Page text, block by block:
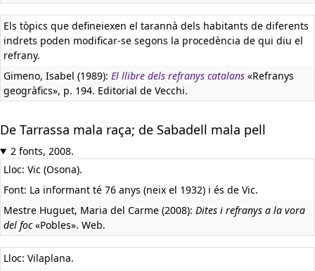
Els tòpics que defineiexen el tarannà dels habitants de diferents
indrets poden modificar-se segons la procedència de qui diu el
refrany.
Gimeno, Isabel (1989): El llibre dels refranys catalans «Refranys
geogràfics», p. 194. Editorial de Vecchi.
De Tarrassa mala raça; de Sabadell mala pell
2 fonts, 2008.
Lloc: Vic (Osona).
Font: La informant té 76 anys (neix el 1932) i és de Vic.
Mestre Huguet, Maria del Carme (2008): Dites i refranys a la vora
del foc«Pobles». Web.
Lloc: Vilaplana.